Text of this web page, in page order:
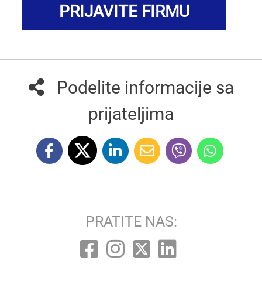
PRIJAVITE FIRMU
Podelite informacije sa
prijateljima
PRATITE NAS: